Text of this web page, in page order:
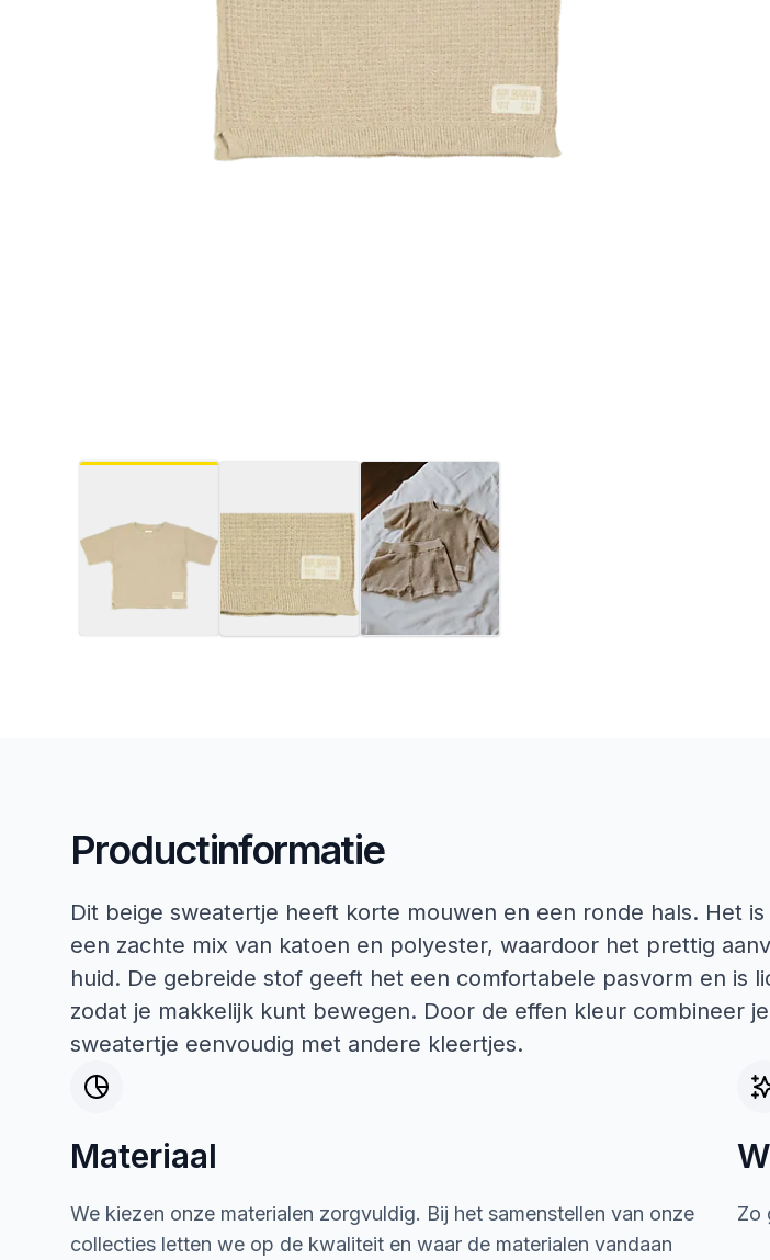
Productinformatie
Dit beige sweatertje heeft korte mouwen en een ronde hals. Het is
een zachte mix van katoen en polyester, waardoor het prettig
huid. De gebreide stof geeft het een comfortabele pasvorm en is
zodat je makkelijk kunt bewegen. Door de effen kleur combineer
sweatertje eenvoudig met andere kleertjes.
Materiaal
We kiezen onze materialen zorgvuldig. Bij het samenstellen van onze
collecties letten we op de kwaliteit en waar de materialen vandaan
Zo